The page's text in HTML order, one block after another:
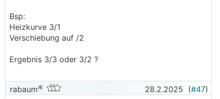
Bsp:
Heizkurve 3/1
Verschiebung auf /2
Ergebnis 3/3 oder 3/2 ?
rabaum 28.2.2025 (#47)